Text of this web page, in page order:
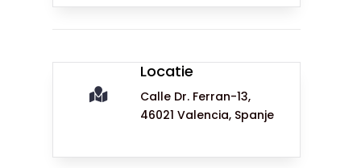

Locatie
Calle Dr. Ferran-13,
46021 Valencia, Spanje